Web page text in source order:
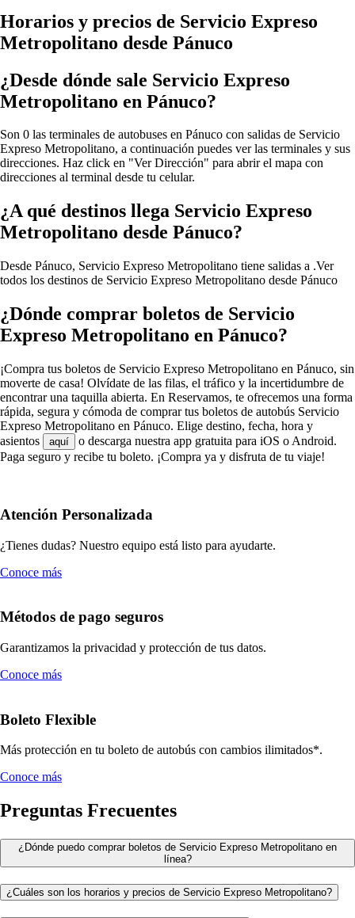
Horarios y precios de Servicio Expreso
Metropolitano desde Pánuco
¿Desde dónde sale Servicio Expreso
Metropolitano en Pánuco?
Son 0 las terminales de autobuses en Pánuco con salidas de Servicio
Expreso Metropolitano, a continuación puedes ver las terminales y sus
direcciones. Haz click en "Ver Dirección" para abrir el mapa con
direcciones al terminal desde tu celular.
¿A qué destinos llega Servicio Expreso
Metropolitano desde Pánuco?
Desde Pánuco, Servicio Expreso Metropolitano tiene salidas a .Ver
todos los destinos de Servicio Expreso Metropolitano desde Pánuco
¿Dónde comprar boletos de Servicio
Expreso Metropolitano en Pánuco?
¡Compra tus boletos de Servicio Expreso Metropolitano en Pánuco, sin
moverte de casa! Olvídate de las filas, el tráfico y la incertidumbre de
encontrar una taquilla abierta. En Reservamos, te ofrecemos una forma
rápida, segura y cómoda de comprar tus boletos de autobús Servicio
Expreso Metropolitano en Pánuco. Elige destino, fecha, hora y
asientos
aquí
o descarga nuestra app gratuita para iOS o Android.
Paga seguro y recibe tu boleto. ¡Compra ya y disfruta de tu viaje!
Atención Personalizada
¿Tienes dudas? Nuestro equipo está listo para ayudarte.
Conoce más
Métodos de pago seguros
Garantizamos la privacidad y protección de tus datos.
Conoce más
Boleto Flexible
Más protección en tu boleto de autobús con cambios ilimitados*.
Conoce más
Preguntas Frecuentes
¿Dónde puedo comprar boletos de Servicio Expreso Metropolitano en
línea?
¿Cuáles son los horarios y precios de Servicio Expreso Metropolitano?